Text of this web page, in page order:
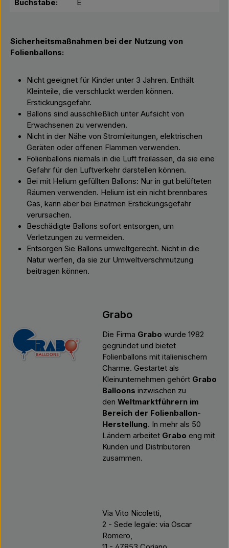
Buchstabe: E
Sicherheitsmaßnahmen bei der Nutzung von
Folienballons:
Nicht geeignet für Kinder unter 3 Jahren. Enthält
Kleinteile, die verschluckt werden können.
Erstickungsgefahr.
Ballons sind ausschließlich unter Aufsicht von
Erwachsenen zu verwenden.
Nicht in der Nähe von Stromleitungen, elektrischen
Geräten oder offenen Flammen verwenden.
Folienballons niemals in die Luft freilassen, da sie eine
Gefahr für den Luftverkehr darstellen können.
Bei mit Helium gefüllten Ballons: Nur in gut belüfteten
Räumen verwenden. Helium ist ein nicht brennbares
Gas, kann aber bei Einatmen Erstickungsgefahr
verursachen.
Beschädigte Ballons sofort entsorgen, um
Verletzungen zu vermeiden.
Entsorgen Sie Ballons umweltgerecht. Nicht in die
Natur werfen, da sie zur Umweltverschmutzung
beitragen können.
Grabo
Die Firma Grabo wurde 1982
gegründet und bietet
Folienballons mit italienischem
Charme. Gestartet als
Kleinunternehmen gehört Grabo
Balloons inzwischen zu
den Weltmarktführern im
Bereich der Folienballon-
Herstellung. In mehr als 50
Ländern arbeitet Grabo eng mit
Kunden und Distributoren
zusammen.
Via Vito Nicoletti,
2 - Sede legale: via Oscar
Romero,